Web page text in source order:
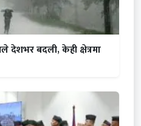
देशभर बदली, केही क्षेत्रमा